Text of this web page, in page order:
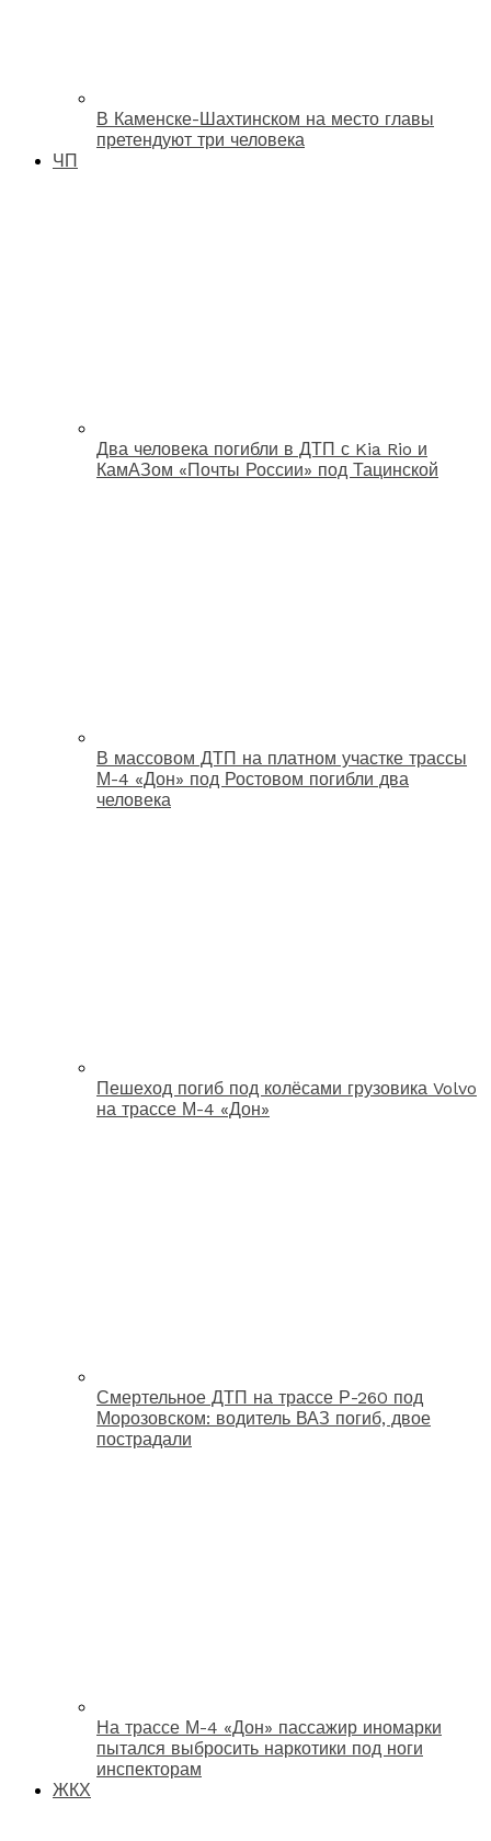
В Каменске-Шахтинском на место главы
претендуют три человека
ЧП
Два человека погибли в ДТП с Kia Rio и
КамАЗом «Почты России» под Тацинской
В массовом ДТП на платном участке трассы
М-4 «Дон» под Ростовом погибли два
человека
Пешеход погиб под колёсами грузовика Volvo
на трассе М-4 «Дон»
Смертельное ДТП на трассе Р-260 под
Морозовском: водитель ВАЗ погиб, двое
пострадали
На трассе М-4 «Дон» пассажир иномарки
пытался выбросить наркотики под ноги
инспекторам
ЖКХ